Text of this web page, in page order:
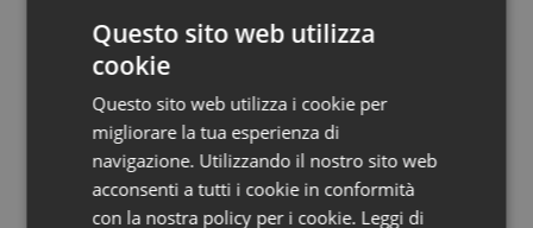
Sicilia
Toscana
Umbria
Neuroscienze & patologie neurodegenerative
Obesità
Oftalmologia
Ultime analisi e review da QS Pro
Gold
Cloud sanitario: infrastrutture,
compliance, GDPR e Risk management
Questo sito web utilizza
cookie
Questo sito web utilizza i cookie per
migliorare la tua esperienza di
navigazione. Utilizzando il nostro sito web
acconsenti a tutti i cookie in conformità
con la nostra policy per i cookie. Leggi di